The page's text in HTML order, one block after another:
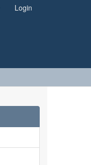
Login